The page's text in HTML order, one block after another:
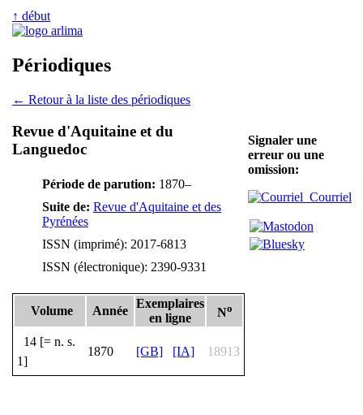
↑ début
Périodiques
← Retour à la liste des périodiques
Revue d'Aquitaine et du
Languedoc
Période de parution: 1870–
Suite de: Revue d'Aquitaine et des
Pyrénées
ISSN (imprimé): 2017-6813
ISSN (électronique): 2390-9331
Volume Année
Exemplaires
en ligne
No
14 [= n. s.
1]
1870 [GB] [IA] 18913
Signaler une
erreur ou une
omission:
Courriel